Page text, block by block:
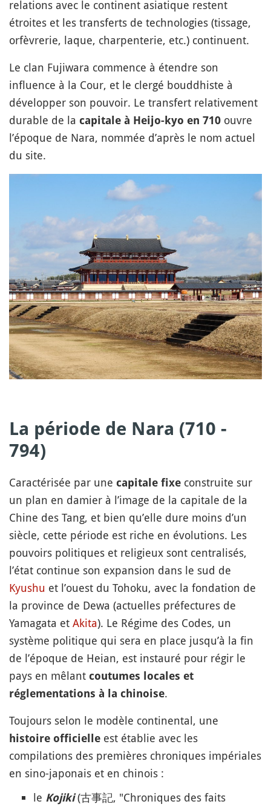
relations avec le continent asiatique restent
étroites et les transferts de technologies (tissage,
orfèvrerie, laque, charpenterie, etc.) continuent.
Le clan Fujiwara commence à étendre son
influence à la Cour, et le clergé bouddhiste à
développer son pouvoir. Le transfert relativement
durable de la capitale à Heijo-kyo en 710 ouvre
l’époque de Nara, nommée d’après le nom actuel
du site.
La période de Nara (710 -
794)
Caractérisée par une capitale fixe construite sur
un plan en damier à l’image de la capitale de la
Chine des Tang, et bien qu’elle dure moins d’un
siècle, cette période est riche en évolutions. Les
pouvoirs politiques et religieux sont centralisés,
l’état continue son expansion dans le sud de
Kyushu et l’ouest du Tohoku, avec la fondation de
la province de Dewa (actuelles préfectures de
Yamagata et Akita). Le Régime des Codes, un
système politique qui sera en place jusqu’à la fin
de l’époque de Heian, est instauré pour régir le
pays en mêlant coutumes locales et
réglementations à la chinoise.
Toujours selon le modèle continental, une
histoire officielle est établie avec les
compilations des premières chroniques impériales
en sino-japonais et en chinois :
le Kojiki(古事記, "Chroniques des faits